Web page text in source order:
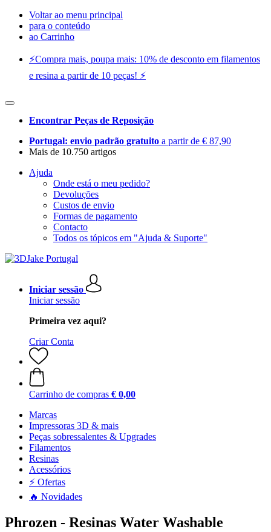
Voltar ao menu principal
para o conteúdo
ao Carrinho
⚡️Compra mais, poupa mais: 10% de desconto em filamentos
e resina a partir de 10 peças! ⚡️
Encontrar Peças de Reposição
Portugal: envio padrão gratuito a partir de € 87,90
Mais de 10.750 artigos
Ajuda
Onde está o meu pedido?
Devoluções
Custos de envio
Formas de pagamento
Contacto
Todos os tópicos em "Ajuda & Suporte"
Iniciar sessão
Iniciar sessão
Primeira vez aqui?
Criar Conta
Carrinho de compras € 0,00
Marcas
Impressoras 3D & mais
Peças sobressalentes & Upgrades
Filamentos
Resinas
Acessórios
⚡ Ofertas
🔥 Novidades
Phrozen - Resinas Water Washable